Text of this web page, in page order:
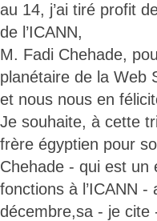
au 14, j’ai tiré profit
de l’ICANN,
M. Fadi Chehade,
planétaire de la Web
et nous nous en
Je souhaite, à cette
frère égyptien pour
Chehade - qui est un
fonctions à l’ICANN
décembre,sa - je cite